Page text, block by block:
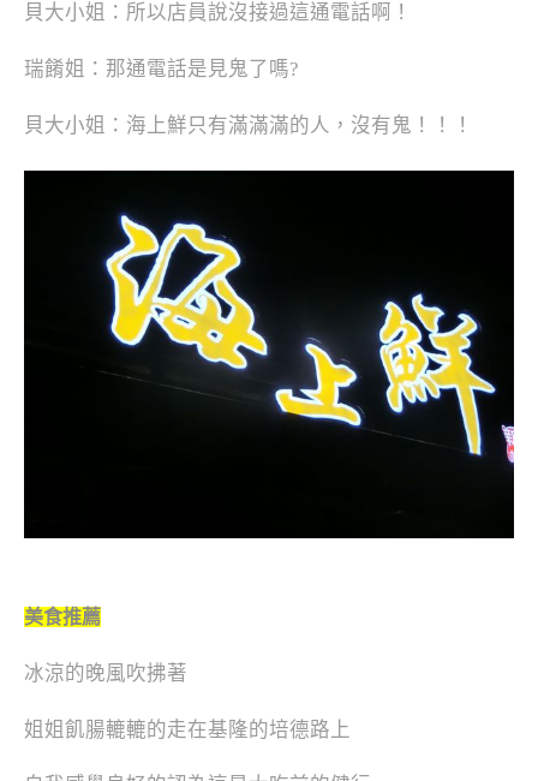
貝大小姐：所以店員說沒接過這通電話啊！
瑞餚姐：那通電話是見鬼了嗎?
貝大小姐：海上鮮只有滿滿滿的人，沒有鬼！！！
美食推薦
冰涼的晚風吹拂著
姐姐飢腸轆轆的走在基隆的培德路上